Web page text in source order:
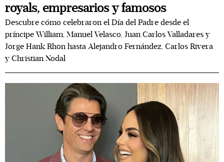
royals, empresarios y famosos
Descubre cómo celebraron el Día del Padre desde el
príncipe William, Manuel Velasco, Juan Carlos Valladares y
Jorge Hank Rhon hasta Alejandro Fernández, Carlos Rivera
y Christian Nodal